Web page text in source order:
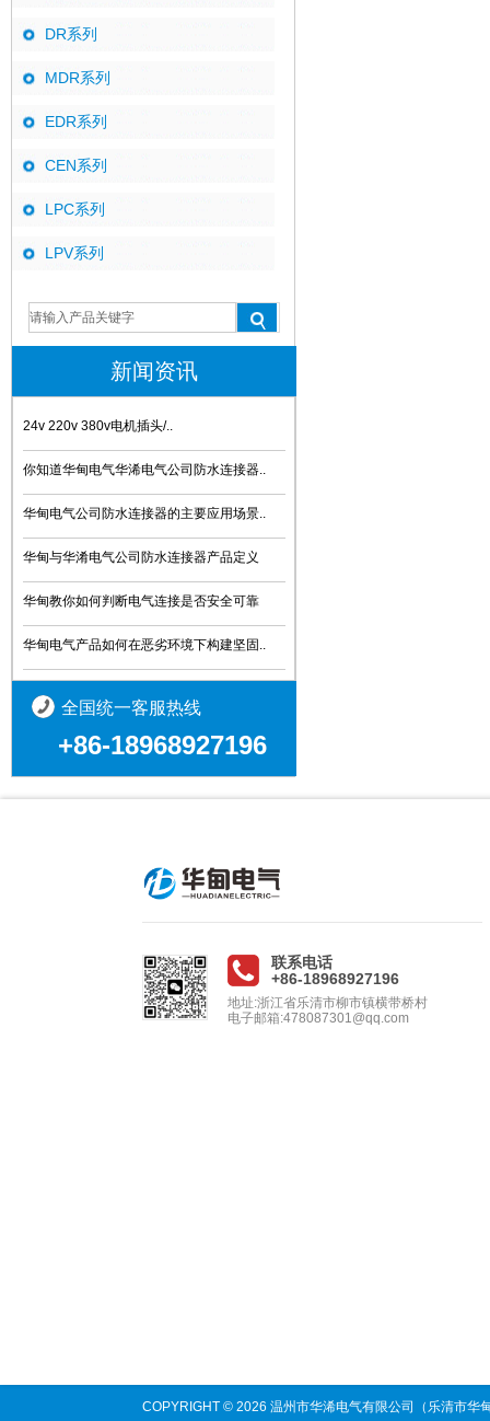
DR系列
MDR系列
EDR系列
CEN系列
LPC系列
LPV系列
新闻资讯
24v 220v 380v电机插头/..
你知道华甸电气华浠电气公司防水连接器..
华甸电气公司防水连接器的主要应用场景..
华甸与华淆电气公司防水连接器产品定义
华甸教你如何判断电气连接是否安全可靠
华甸电气产品如何在恶劣环境下构建坚固..
全国统一客服热线
+86-18968927196
联系电话
+86-18968927196
地址:浙江省乐清市柳市镇横带桥村
电子邮箱:478087301@qq.com
COPYRIGHT © 2026 温州市华浠电气有限公司（乐清市华